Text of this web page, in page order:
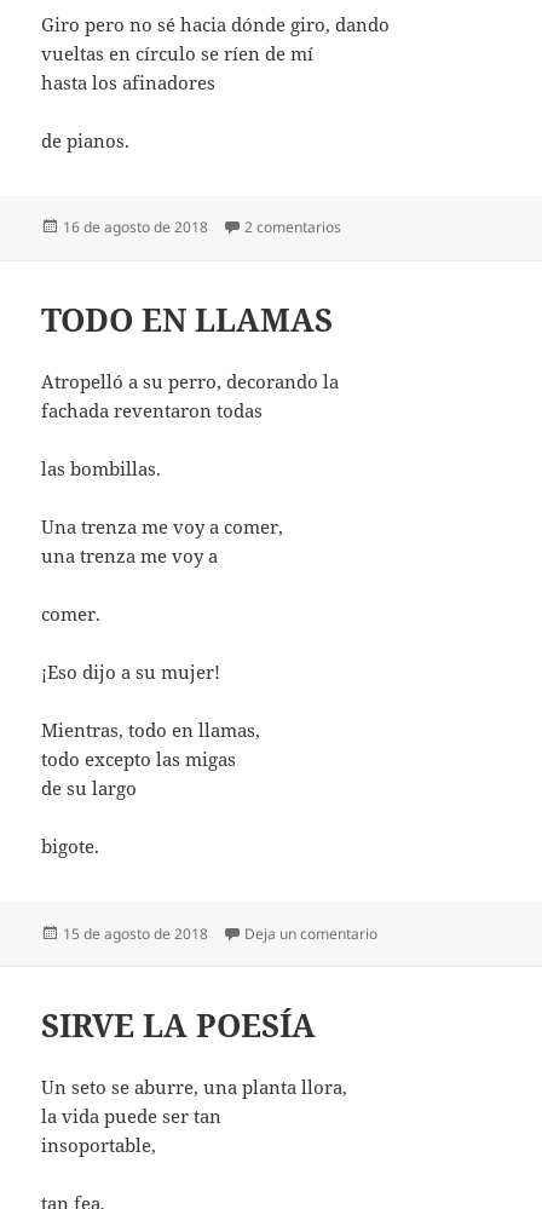
Giro pero no sé hacia dónde giro, dando
vueltas en círculo se ríen de mí
hasta los afinadores
de pianos.
Publicado
16 de agosto de 2018 2 comentarios
TODO EN LLAMAS
Atropelló a su perro, decorando la
fachada reventaron todas
las bombillas.
Una trenza me voy a comer,
una trenza me voy a
comer.
¡Eso dijo a su mujer!
Mientras, todo en llamas,
todo excepto las migas
de su largo
bigote.
Publicado
15 de agosto de 2018 Deja un comentarioen TODO EN LLAMAS
SIRVE LA POESÍA
Un seto se aburre, una planta llora,
la vida puede ser tan
insoportable,
tan fea,